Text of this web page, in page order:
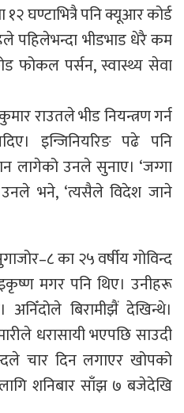
घण्टाभित्रै पनि क्यूआर कोर्ड
पहिलेभन्दा भीडभाड धेरै कम
फोकल पर्सन, स्वास्थ्य सेवा
राउतले भीड नियन्त्रण गर्न
इन्जिनियरिङ पढे पनि
लागेको उनले सुनाए। ‘जग्गा
उनले भने, ‘त्यसैले विदेश जाने
का २५ वर्षीय गोविन्द
मगर पनि थिए। उनीहरू
बिरामीझैं देखिन्थे।
धरासायी भएपछि साउदी
चार दिन लगाएर खोपको
लागि शनिबार साँझ ७ बजेदेखि